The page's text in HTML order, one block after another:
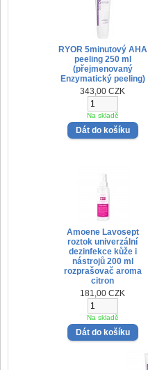
RYOR 5minutový AHA
peeling 250 ml
(přejmenovaný
Enzymatický peeling)
343,00 CZK
Na skladě
Amoene Lavosept
roztok univerzální
dezinfekce kůže i
nástrojů 200 ml
rozprašovač aroma
citron
181,00 CZK
Na skladě